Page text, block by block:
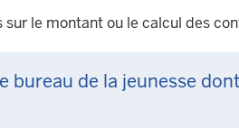
sur le montant ou le calcul des
bureau de la jeunesse